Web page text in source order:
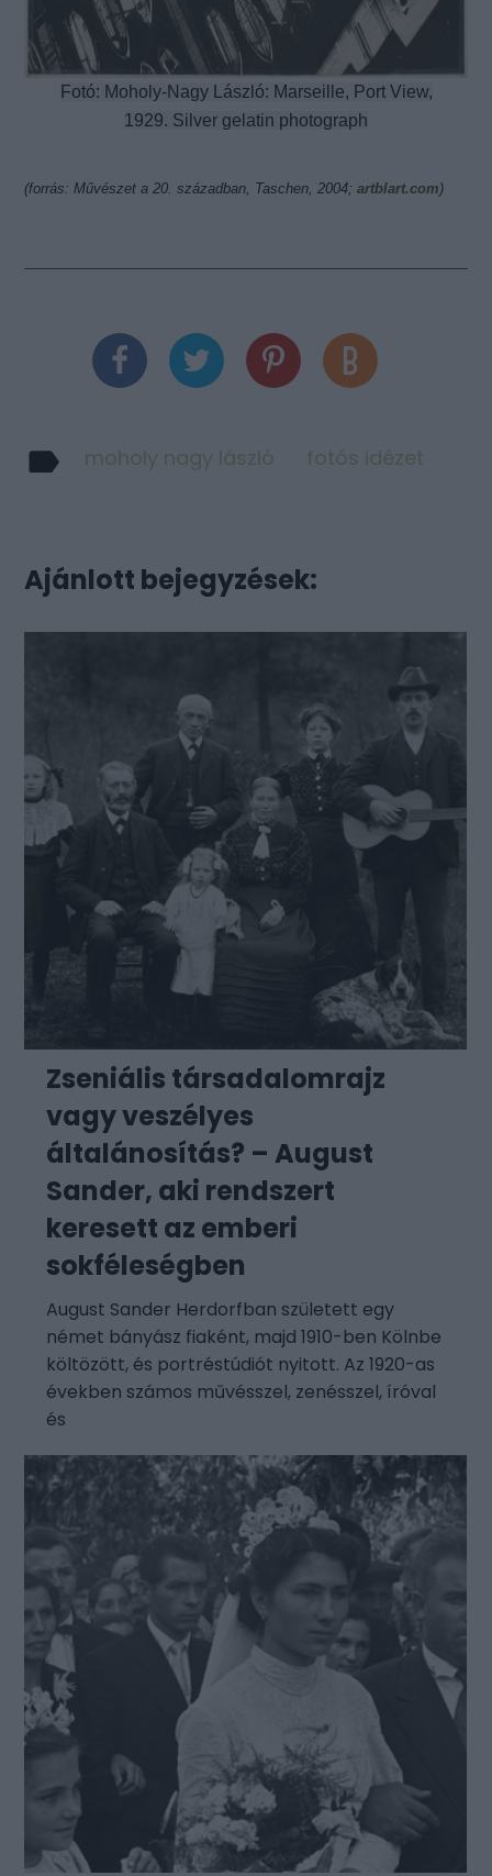
Fotó: Moholy-Nagy László: Marseille, Port View,
1929. Silver gelatin photograph
(forrás: Művészet a 20. században, Taschen, 2004;artblart.com)
moholy nagy lászló fotós idézet
Ajánlott bejegyzések:
Zseniális társadalomrajz
vagy veszélyes
általánosítás? – August
Sander, aki rendszert
keresett az emberi
sokféleségben
August Sander Herdorfban született egy
német bányász fiaként, majd 1910-ben Kölnbe
költözött, és portréstúdiót nyitott. Az 1920-as
években számos művésszel, zenésszel, íróval
és